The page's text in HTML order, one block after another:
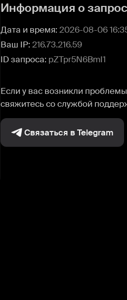
Информация о
Дата и время: 2026-08-06
Ваш IP: 216.73.216.59
ID запроса: pZTpr5N6BmI1
Если у вас возникли
свяжитесь со службой
Связаться в Telegram